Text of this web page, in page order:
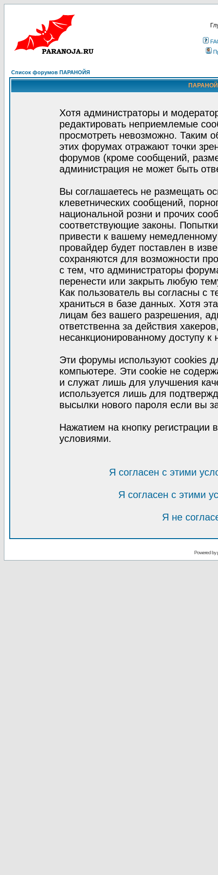
Список форумов ПАРАНОЙЯ
Хотя администраторы и
редактировать неприемлемые
просмотреть невозможно. Таким
этих форумах отражают точки
форумов (кроме сообщений,
администрация не может быть
Вы соглашаетесь не размещать
клеветнических сообщений,
национальной розни и прочих
соответствующие законы.
привести к вашему
провайдер будет поставлен в
сохраняются для возможности
с тем, что администраторы
перенести или закрыть любую
Как пользователь вы согласны с
храниться в базе данных. Хотя
лицам без вашего разрешения,
ответственна за действия
несанкционированному доступу к
Эти форумы используют cookies
компьютере. Эти cookie не
и служат лишь для улучшения
используется лишь для
высылки нового пароля если вы
Нажатием на кнопку регистрации
условиями.
Я согласен с этими
Я согласен с этими
Я не
Powered by